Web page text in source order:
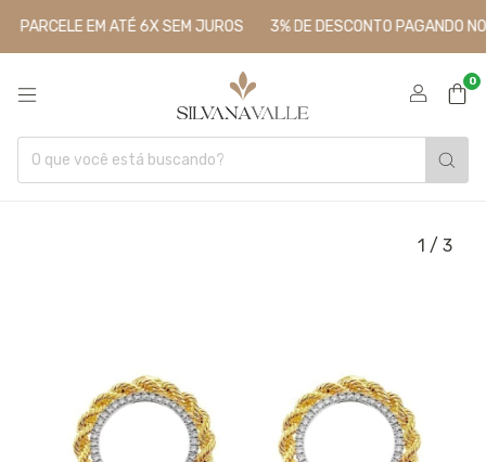
PARCELE EM ATÉ 6X SEM JUROS 3% DE DESCONTO PAGANDO NO
0
1 / 3